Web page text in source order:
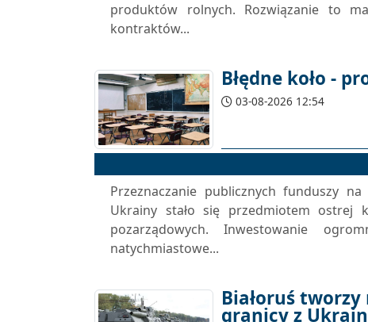
produktów rolnych. Rozwiązanie to
kontraktów...
Błędne koło -
03-08-2026 12:54
Przeznaczanie publicznych funduszy
Ukrainy stało się przedmiotem ostrej
pozarządowych. Inwestowanie
natychmiastowe...
Białoruś
granicy z